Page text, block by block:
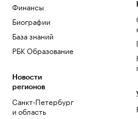
Финансы
Биографии
База знаний
РБК Образование
Новости
регионов
Санкт-Петербург
и область